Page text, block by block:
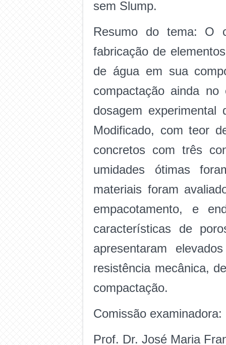
sem Slump.
Resumo do tema: O
fabricação de
de água em sua
compactação ainda
dosagem
Modificado, com teor
concretos com três
umidades ótimas
materiais foram
empacotamento, e
características de
apresentaram
resistência mecânica,
compactação.
Comissão examinadora:
Prof. Dr. José Maria